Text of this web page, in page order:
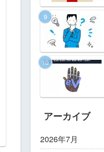
アーカイブ
2026年7月